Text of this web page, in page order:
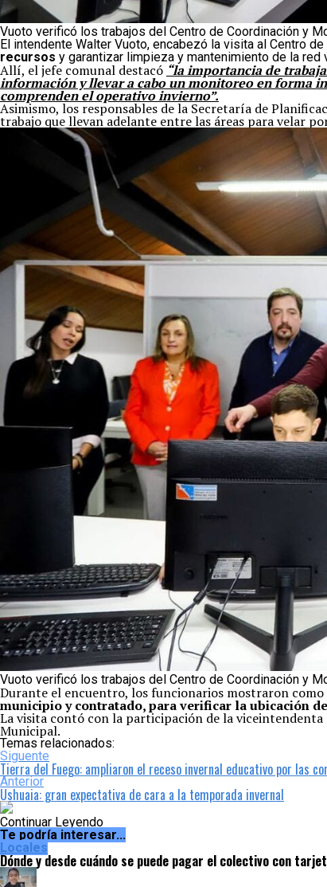
Vuoto verificó los trabajos del Centro de Coordinación y
El intendente Walter Vuoto, encabezó la visita al Centro
recursos y garantizar limpieza y mantenimiento de la red
Allí, el jefe comunal destacó “la importancia de
información y llevar a cabo un monitoreo en forma
comprenden el operativo invierno”.
Asimismo, los responsables de la Secretaría de
trabajo que llevan adelante entre las áreas para velar
Vuoto verificó los trabajos del Centro de Coordinación y
Durante el encuentro, los funcionarios mostraron
municipio y contratado, para verificar la ubicación
La visita contó con la participación de la viceintendenta
Municipal.
Temas relacionados:
Siguente
Tierra del Fuego: ampliaron el receso invernal educativo por las
Anterior
Ushuaia: gran expectativa de cara a la temporada invernal
Continuar Leyendo
Te podría interesar...
Locales
Dónde y desde cuándo se puede pagar el colectivo con